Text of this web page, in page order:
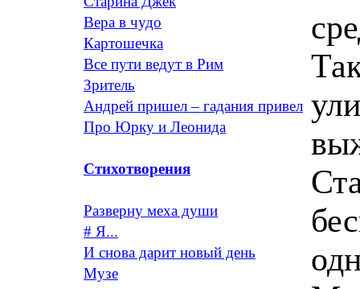
Вера в чудо
Картошечка
Все пути ведут в Рим
Зритель
Андрей пришел – гадания привел
Про Юрку и Леонида
Стихотворения
Разверну меха души
# Я...
И снова дарит новый день
Музе